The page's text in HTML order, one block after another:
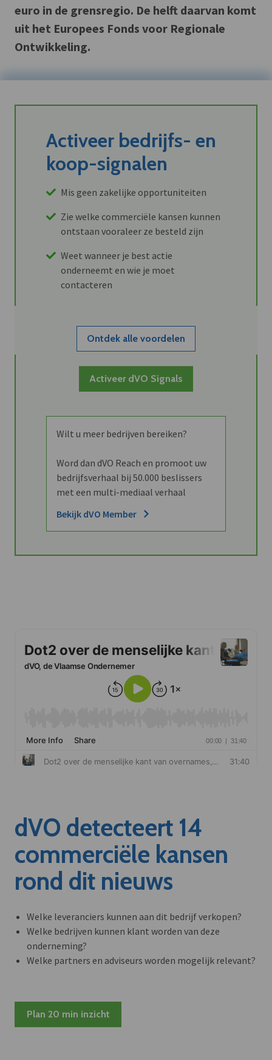
euro in de grensregio. De helft daarvan komt
uit het Europees Fonds voor Regionale
Ontwikkeling.
Activeer bedrijfs- en
koop-signalen
Mis geen zakelijke opportuniteiten
Zie welke commerciële kansen kunnen
ontstaan vooraleer ze besteld zijn
Weet wanneer je best actie
onderneemt en wie je moet
contacteren
Ontdek alle voordelen
Activeer dVO Signals
Wilt u meer bedrijven bereiken?
Word dan dVO Reach en promoot uw
bedrijfsverhaal bij 50.000 beslissers
met een multi-mediaal verhaal
Bekijk dVO Member
dVO detecteert 14
commerciële kansen
rond dit nieuws
Welke leveranciers kunnen aan dit bedrijf verkopen?
Welke bedrijven kunnen klant worden van deze
onderneming?
Welke partners en adviseurs worden mogelijk relevant?
Plan 20 min inzicht